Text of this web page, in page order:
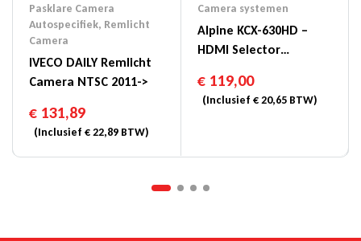
Pasklare Camera
Autospecifiek, Remlicht
Camera
IVECO DAILY Remlicht
Camera NTSC 2011->
€ 131,89
(Inclusief €22,89 BTW)
Camera systemen
Alpine KCX-630HD –
HDMI Selector
X HDMI Uit
€119,00
(Inclusief €20,65BTW)